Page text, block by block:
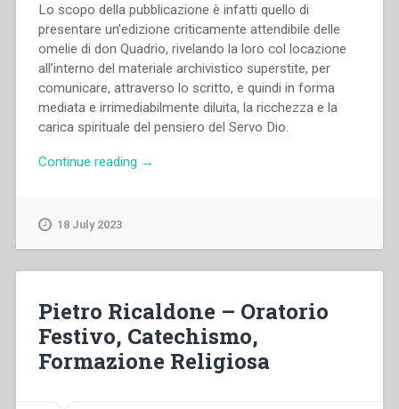
Lo scopo della pubblicazione è infatti quello di
presentare un’edizione criticamente attendibile delle
omelie di don Quadrio, rivelando la loro col locazione
all’interno del materiale archivistico superstite, per
comunicare, attraverso lo scritto, e quindi in forma
mediata e irrimediabilmente diluita, la ricchezza e la
carica spirituale del pensiero del Servo Dio.
Continue reading “Giuseppe
→
18 July 2023
Pietro Ricaldone – Oratorio
Festivo, Catechismo,
Formazione Religiosa